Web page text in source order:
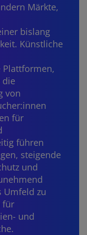
Märkte,
bislang
Künstliche
Plattformen,
die
von
für
führen
steigende
und
Umfeld zu
für
und